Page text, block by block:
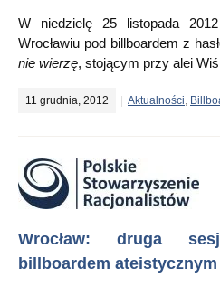
W niedzielę 25 listopada
Wrocławiu pod billboardem z
nie wierzę, stojącym przy alei
11 grudnia, 2012 Aktualności,
Wrocław: druga
billboardem ateistycznym